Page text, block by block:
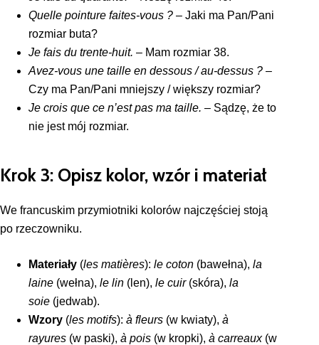
Quelle pointure faites-vous ? – Jaki ma Pan/Pani
rozmiar buta?
Je fais du trente-huit. – Mam rozmiar 38.
Avez-vous une taille en dessous / au-dessus ? –
Czy ma Pan/Pani mniejszy / większy rozmiar?
Je crois que ce n’est pas ma taille. – Sądzę, że to
nie jest mój rozmiar.
Krok 3: Opisz kolor, wzór i materiał
We francuskim przymiotniki kolorów najczęściej stoją
po rzeczowniku.
Materiały (les matières): le coton (bawełna), la
laine (wełna), le lin (len), le cuir(skóra), la
soie (jedwab).
Wzory (les motifs): à fleurs (w kwiaty), à
rayures (w paski), à pois (w kropki), à carreaux(w